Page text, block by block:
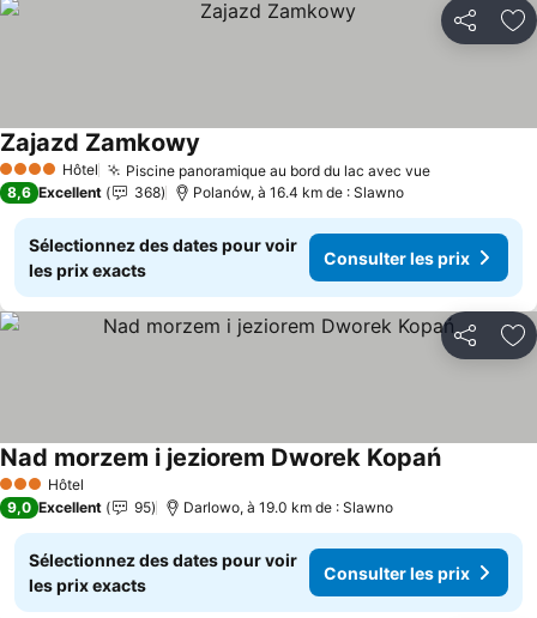
Partager
4 Étoiles Hôtel Piscine panoramique au bord du lac avec vue
Zajazd Zamkowy
8,6 Excellent 368 Polanów, à 16.4 km de : Slawno
Sélectionnez des dates pour voir
les prix exacts
Consulter les prix
Partager
3 ÉtoilesHôtel
Nad morzem i jeziorem Dworek Kopań
9,0 Excellent 95 Darlowo, à 19.0 km de : Slawno
Sélectionnez des dates pour voir
les prix exacts
Consulter les prix